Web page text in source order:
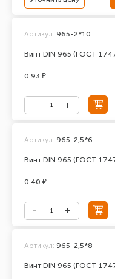
Винт DIN 965 (ГОСТ
Артикул: 965-2*10
0.93 ₽
Винт DIN 965 (ГОСТ
Артикул: 965-2,5*6
0.40 ₽
Винт DIN 965 (ГОСТ
Артикул: 965-2,5*8